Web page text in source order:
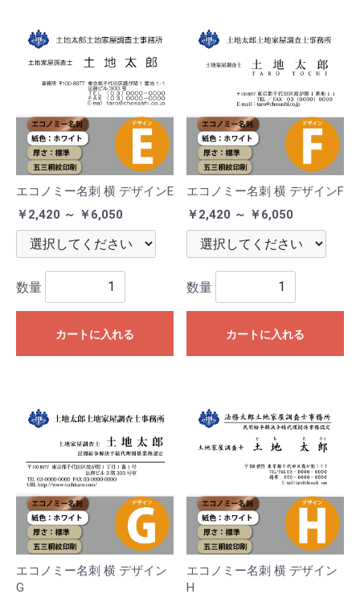
エコノミー名刺 横 デザインE
￥2,420 ～ ￥6,050
数量
カートに入れる
エコノミー名刺 横 デザインF
￥2,420 ～ ￥6,050
数量
カートに入れる
エコノミー名刺 横 デザイン
G
エコノミー名刺 横 デザイン
H